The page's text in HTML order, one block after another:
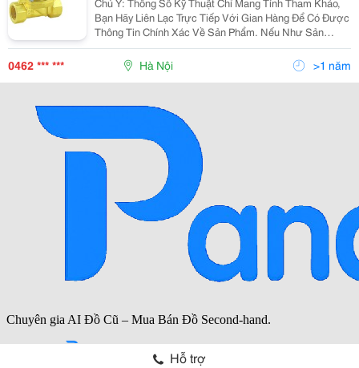
Bạn Hãy Liên Lạc Trực Tiếp Với Gian Hàng Để Có Được
Thông Tin Chính Xác Về Sản Phẩm. Nếu Như Sản
Phẩm Sai Với Thông Số Kỹ Thuật Đăng Trên
Vatgia.com, Xin Bạn Vui Lòng Bấm Vào Đây Để Thông
Báo Cho Vatg
0462 *** *** Hà Nội >1 năm
Hỗ trợ